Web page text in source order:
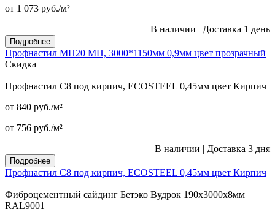
от 1 073 руб./м²
В наличии | Доставка 1 день
Подробнее
Профнастил МП20 МП, 3000*1150мм 0,9мм цвет прозрачный
Скидка
Профнастил С8 под кирпич, ECOSTEEL 0,45мм цвет Кирпич
от 840 руб./м²
от 756 руб./м²
В наличии | Доставка 3 дня
Подробнее
Профнастил С8 под кирпич, ECOSTEEL 0,45мм цвет Кирпич
Фиброцементный сайдинг Бетэко Вудрок 190х3000х8мм
RAL9001